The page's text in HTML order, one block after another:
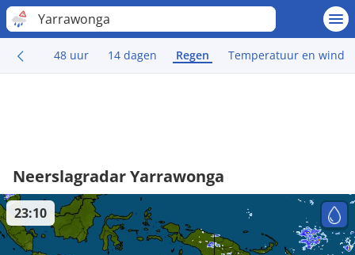
Yarrawonga
48 uur 14 dagen Regen Temperatuur en wind
Neerslagradar Yarrawonga
23:10